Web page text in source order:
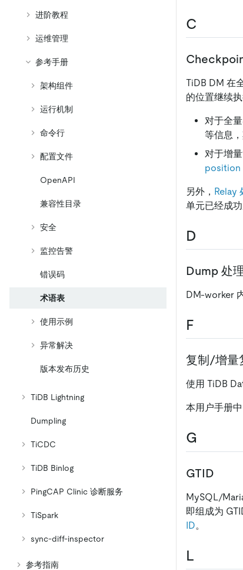
进阶教程
运维管理
参考手册
架构组件
运行机制
命令行
配置文件
OpenAPI
兼容性目录
安全
监控告警
错误码
术语表
使用示例
异常解决
版本发布历史
TiDB Lightning
Dumpling
TiCDC
TiDB Binlog
PingCAP Clinic 诊断服务
TiSpark
sync-diff-inspector
参考指南
C
TiDB DM 在
的位置继续执
对于全
等信息
对于增
position
另外， Relay
单元已经成
D
Dump 处
DM-worker
F
复制/增量
使用 TiDB
本用户手册
G
GTID
MySQL/
即组成为
ID。
L